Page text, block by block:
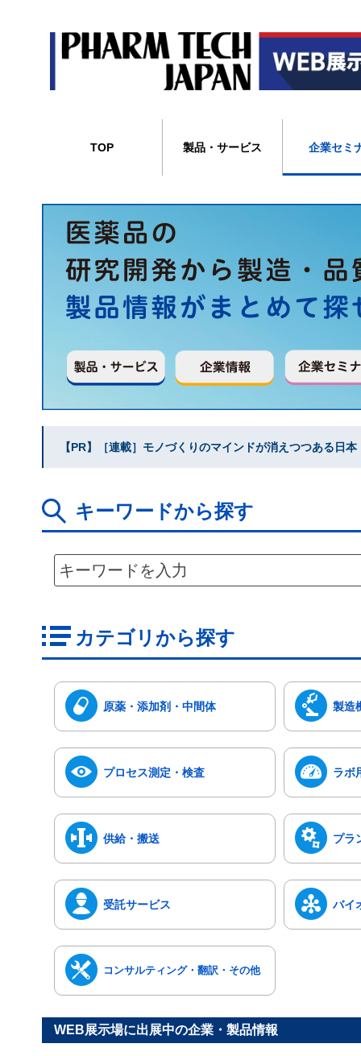
TOP 製品・サービス 企業セミ
【PR】［連載］モノづくりのマインドが消えつつある日
キーワードから探す
カテゴリから探す
原薬・添加剤・中間体 製造
プロセス測定・検査 ラボ
供給・搬送 プラ
受託サービス バイ
コンサルティング・翻訳・その他
WEB展示場に出展中の企業・製品情報